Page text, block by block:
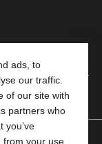
ads, to
our traffic.
of our site with
partners who
you’ve
from your use
on tapauksen
symboleista